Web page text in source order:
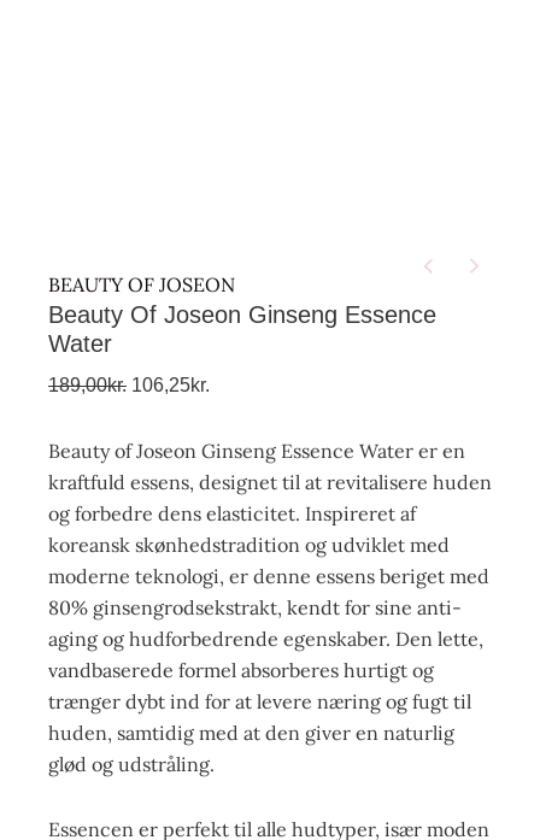
BEAUTY OF JOSEON
Beauty Of Joseon Ginseng Essence
Water
189,00kr. 106,25kr.
Beauty of Joseon Ginseng Essence Water er en
kraftfuld essens, designet til at revitalisere huden
og forbedre dens elasticitet. Inspireret af
koreansk skønhedstradition og udviklet med
moderne teknologi, er denne essens beriget med
80% ginsengrodsekstrakt, kendt for sine anti-
aging og hudforbedrende egenskaber. Den lette,
vandbaserede formel absorberes hurtigt og
trænger dybt ind for at levere næring og fugt til
huden, samtidig med at den giver en naturlig
glød og udstråling.
Essencen er perfekt til alle hudtyper, især moden